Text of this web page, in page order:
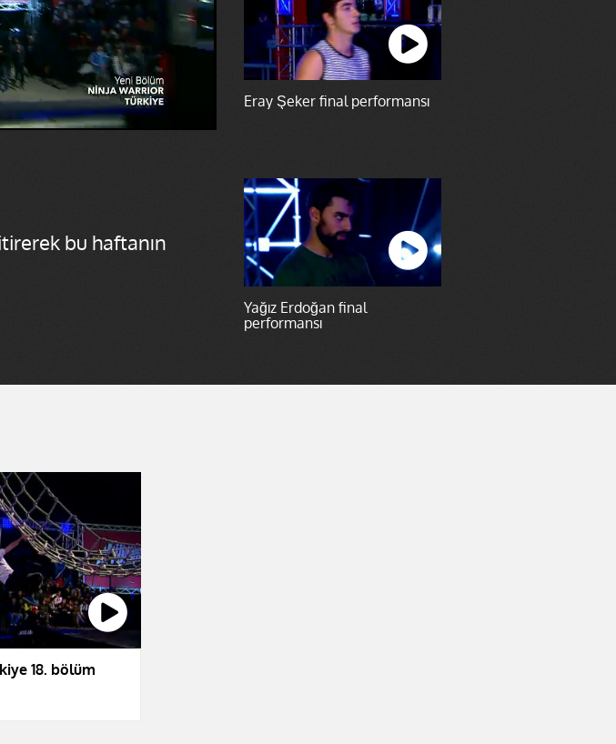
bu haftanın
Eray Şeker final performansı
Yağız Erdoğan final
performansı
18. bölüm